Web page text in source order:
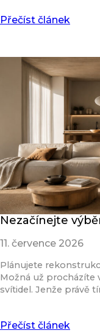
Přečíst článek
Nezačínejte
11. července 2026
Plánujete
Možná už procházíte
svítidel. Jenže právě
Přečíst článek